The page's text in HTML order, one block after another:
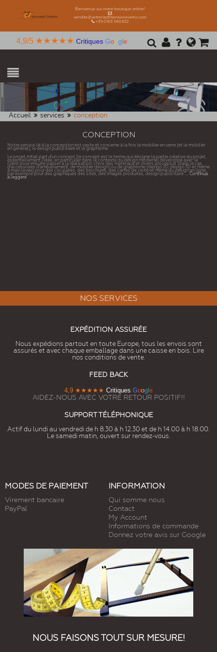
Bienvenue sur notre boutique online!
vendite@vetreriadimensionevetro.com
+39 0163 560432
4,9/5 ★★★★★ Critiques Google
Accueil services conception
CONCEPTION
Notre service lié à la conception est vaste et concerne à la fois le mobilier en verre (et le mobilier
en général), le design publicitaire et le graphisme.
Le projet initial part d'un concept (le concept est le terme qui désigne la partie créative du projet,
essentiellement l'idée, en particulier dans le contexte du design moderne) développé avec le
client pour ensuite passer à la réalisation: choix des matériaux et divers processus (dans le cas
d'accessoires d'ameublement, de mobilier design) ou de graphisme (design 2D, design 3D et même
à main levée) pour des circulaires, des brochures, des cartes de visite et même du design en ligne,
par exemple pour des graphiques des sites, des images produites, design publicitaire.... Continua
a leggere
NOS SERVICES
EXPÉDITION ASSURÉE
Nous expédions partout en toute Europe, tous les envois sont
assurés et avec chaque emballage dans une caisse en bois. Lire
nos conditions de vente.
FEED BACK
4,9 ★★★★★ Critiques Google
AIDEZ-NOUS AVEC VOTRE RETOUR POSITIF!!
SUPPORT TÉLÉPHONIQUE
Actif du lundi au vendredi de h 8.30 à h 12.30 et de h 14.00 à h 18.00.
Le samedi matin, ouvert sur rendez-vous.
MODES DE PAIEMENT
Virement bancaire
PayPal
INFORMATION
Qui somme nous
Contact
My Account
Informations de commande
Donnez votre avis sur Google
NOUS FAISONS TOUT SUR MESURE!